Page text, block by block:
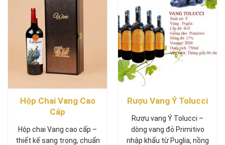
Hộp Chai Vang Cao
Cấp
Hộp chai Vang cao cấp –
thiết kế sang trọng, chuẩn
Rượu Vang Ý Tolucci
Rượu vang Ý Tolucci –
dòng vang đỏ Primitivo
nhập khẩu từ Puglia, nồng